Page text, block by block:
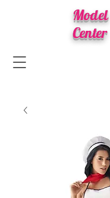
Model
Center